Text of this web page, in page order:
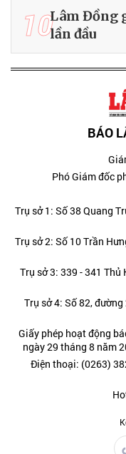
10Lâm Đồng
lần đầu
BÁO
Phó Giám đốc
Trụ sở 1: Số 38 Quang
Trụ sở 2: Số 10 Trần
Trụ sở 3: 339 - 341
Trụ sở 4: Số 82,
Giấy phép hoạt động
ngày 29 tháng 8 năm
Điện thoại: (0263)